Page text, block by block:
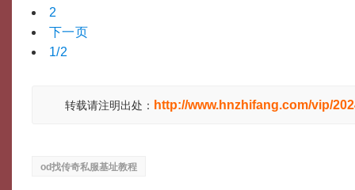
2
下一页
1/2
转载请注明出处： http://www.hnzhifang.com/vip/
od找传奇私服基址教程